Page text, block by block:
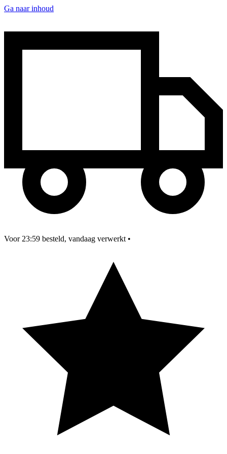
Ga naar inhoud
Voor 23:59 besteld, vandaag verwerkt •